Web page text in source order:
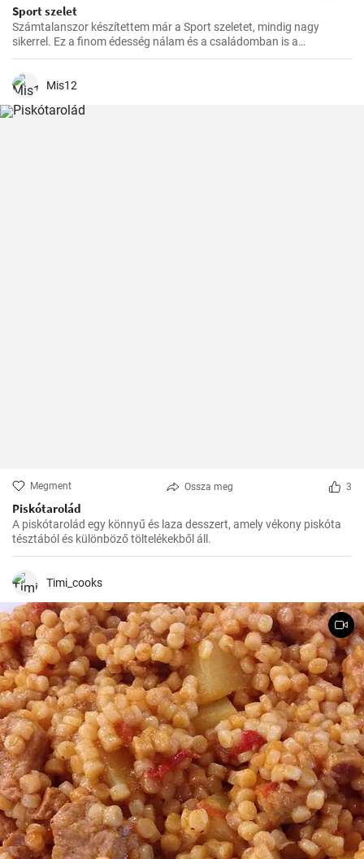
Sport szelet
Számtalanszor készítettem már a Sport szeletet, mindig nagy
sikerrel. Ez a finom édesség nálam és a családomban is a
kedvencek közé tartozik. Szívesen készítem el ajándékba is, a
barátaim mindig nagy örömmel fogadják.
Mis12
Megment Ossza meg 3
Piskótarolád
A piskótarolád egy könnyű és laza desszert, amely vékony piskóta
tésztából és különböző töltelékekből áll.
Timi_cooks